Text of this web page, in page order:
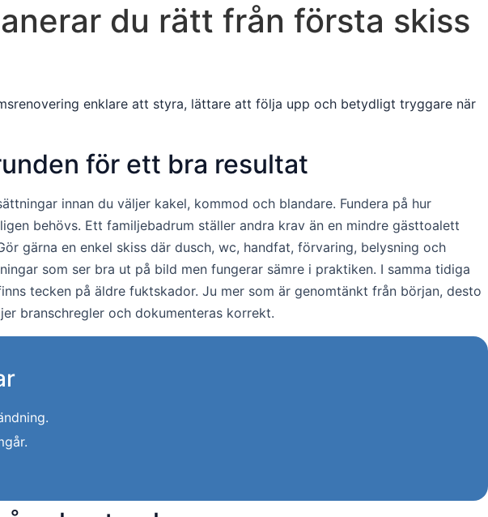
du rätt från första skiss
enklare att styra, lättare att följa upp och betydligt tryggare när
för ett bra resultat
innan du väljer kakel, kommod och blandare. Fundera på hur
behövs. Ett familjebadrum ställer andra krav än en mindre gästtoalett
gärna en enkel skiss där dusch, wc, handfat, förvaring, belysning och
som ser bra ut på bild men fungerar sämre i praktiken. I samma tidiga
tecken på äldre fuktskador. Ju mer som är genomtänkt från början, desto
branschregler och dokumenteras korrekt.